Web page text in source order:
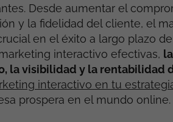
Desde aumentar el
y la fidelidad del cliente, el
en el éxito a largo plazo
interactivo efectivas,
la visibilidad y la rentabilidad
interactivo en tu
prospera en el mundo online.